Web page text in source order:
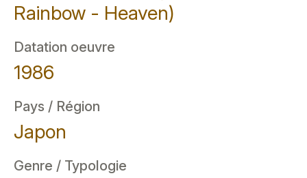
Rainbow - Heaven)
Datation oeuvre
1986
Pays / Région
Japon
Genre / Typologie